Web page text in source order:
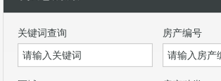
关键词查询 房产编号